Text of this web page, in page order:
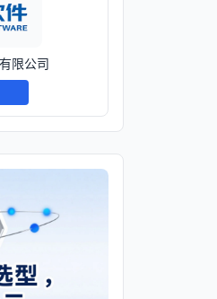
限公司